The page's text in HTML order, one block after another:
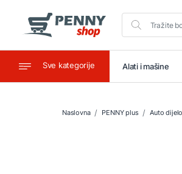
Sve kategorije
Ugostiteljstvo Alati i mašine
Naslovna PENNY plus Auto